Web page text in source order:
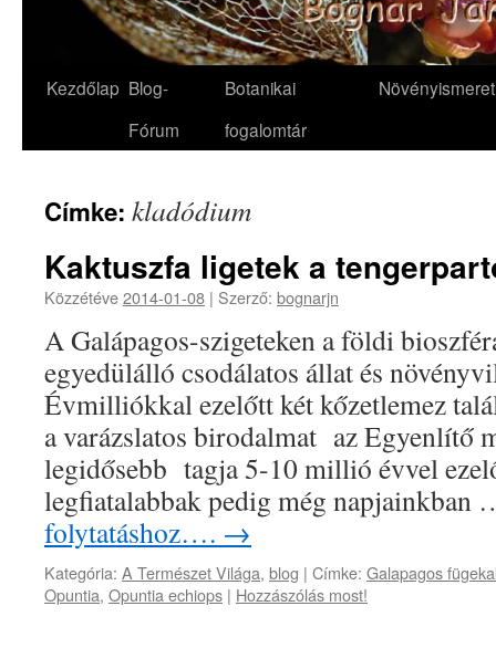
Kezdőlap Blog-
Fórum
Botanikai
fogalomtár
Növényismeret
Címke: kladódium
Kaktuszfa ligetek a
Közzétéve2014-01-08 | Szerző: bognarjn
A Galápagos-szigeteken a földi
egyedülálló csodálatos állat és
Évmilliókkal ezelőtt két kőzetlemez
a varázslatos birodalmat az Egyenlítő
legidősebb tagja 5-10 millió évvel
legfiatalabbak pedig még
folytatáshoz…. →
Kategória: A Természet Világa, blog | Címke: Galapagos
Opuntia, Opuntia echiops | Hozzászólás most!